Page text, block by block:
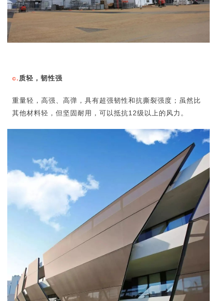
c. 质轻，韧性强
重量轻，高强、高弹，具有超强韧性和抗撕裂强度；虽然比
其他材料轻，但坚固耐用，可以抵抗12级以上的风力。